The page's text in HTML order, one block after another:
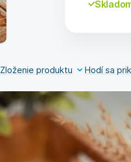
Zloženie produktu Hodí sa